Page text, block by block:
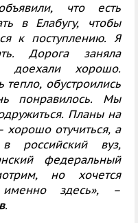
что есть
в Елабугу, чтобы
к поступлению. Я
Дорога заняла
хорошо.
тепло, обустроились
понравилось. Мы
Планы на
хорошо отучиться, а
российский вуз,
федеральный
но хочется
именно здесь», –
.